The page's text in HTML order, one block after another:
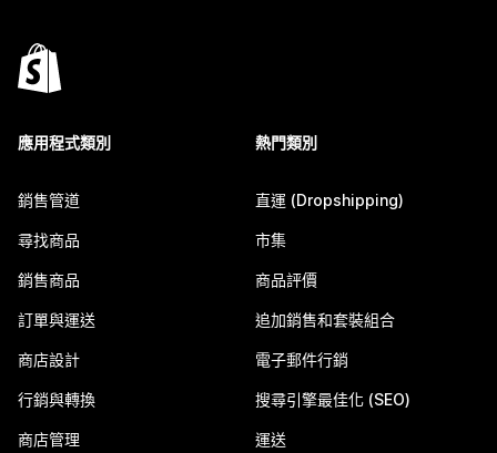
應用程式類別
銷售管道
尋找商品
銷售商品
訂單與運送
商店設計
行銷與轉換
商店管理
熱門類別
直運 (Dropshipping)
市集
商品評價
追加銷售和套裝組合
電子郵件行銷
搜尋引擎最佳化 (SEO)
運送